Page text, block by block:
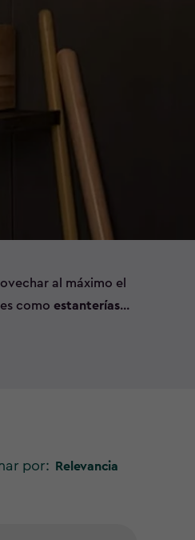
al máximo el
como estanterías
por: Relevancia